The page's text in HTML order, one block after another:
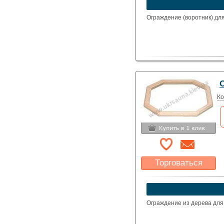
Указать цену
Ограждение (воротник)
Торговаться
Какая цена Вас
устроит?
Ограждение из дерева